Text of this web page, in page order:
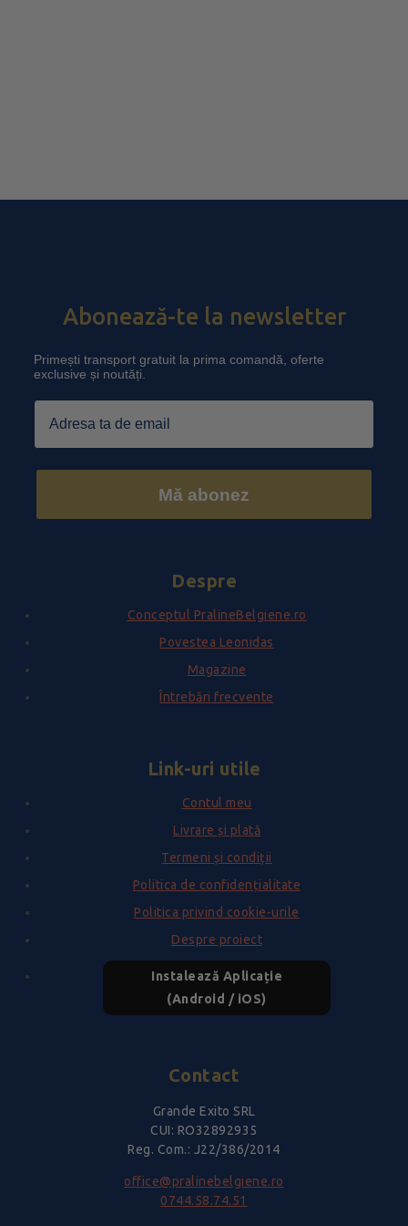
Abonează-te la newsletter
Primești transport gratuit la prima comandă, oferte
exclusive și noutăți.
Email
Mă abonez
Despre
Conceptul PralineBelgiene.ro
Povestea Leonidas
Magazine
Întrebări frecvente
Link-uri utile
Contul meu
Livrare și plată
Termeni și condiții
Politica de confidențialitate
Politica privind cookie-urile
Despre proiect
Instalează Aplicație
(Android / iOS)
Contact
Grande Exito SRL
CUI: RO32892935
Reg. Com.: J22/386/2014
office@pralinebelgiene.ro
0744.58.74.51